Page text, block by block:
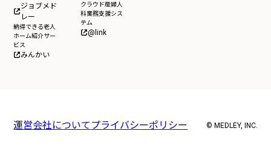
ジョブメド
レー
納得できる老人
ホーム紹介サー
ビス
みんかい
クラウド産婦人
科業務支援シス
テム
@link
運営会社について プライバシーポリシー © MEDLEY, INC.